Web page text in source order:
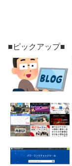
■ピックアップ■